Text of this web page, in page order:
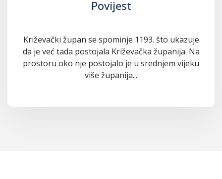
Povijest
Križevački župan se spominje 1193. što ukazuje
da je već tada postojala Križevačka županija. Na
prostoru oko nje postojalo je u srednjem vijeku
više županija...